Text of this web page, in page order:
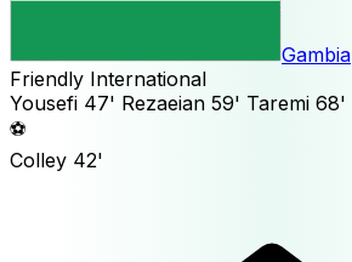
Gambia
Friendly International
Yousefi 47' Rezaeian 59' Taremi 68'
⚽
Colley 42'